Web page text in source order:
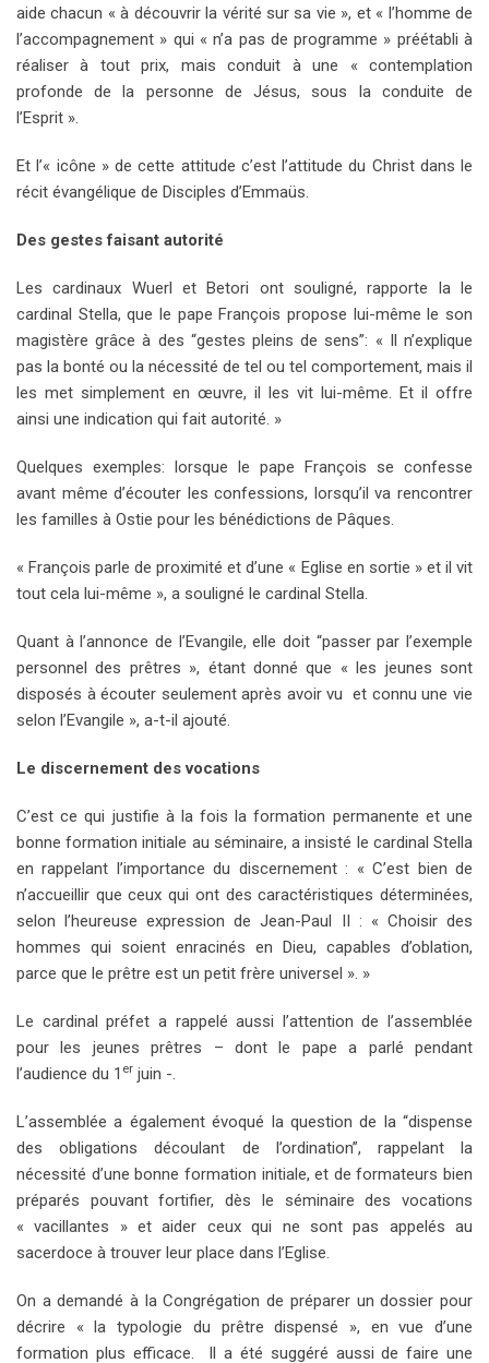
aide chacun « à découvrir la vérité sur sa vie », et « l’homme de
l’accompagnement » qui « n’a pas de programme » préétabli à
réaliser à tout prix, mais conduit à une « contemplation
profonde de la personne de Jésus, sous la conduite de
l’Esprit ».
Et l’« icône » de cette attitude c’est l’attitude du Christ dans le
récit évangélique de Disciples d’Emmaüs.
Des gestes faisant autorité
Les cardinaux Wuerl et Betori ont souligné, rapporte la le
cardinal Stella, que le pape François propose lui-même le son
magistère grâce à des “gestes pleins de sens”: « Il n’explique
pas la bonté ou la nécessité de tel ou tel comportement, mais il
les met simplement en œuvre, il les vit lui-même. Et il offre
ainsi une indication qui fait autorité. »
Quelques exemples: lorsque le pape François se confesse
avant même d’écouter les confessions, lorsqu’il va rencontrer
les familles à Ostie pour les bénédictions de Pâques.
« François parle de proximité et d’une « Eglise en sortie » et il vit
tout cela lui-même », a souligné le cardinal Stella.
Quant à l’annonce de l’Evangile, elle doit “passer par l’exemple
personnel des prêtres », étant donné que « les jeunes sont
disposés à écouter seulement après avoir vu et connu une vie
selon l’Evangile », a-t-il ajouté.
Le discernement des vocations
C’est ce qui justifie à la fois la formation permanente et une
bonne formation initiale au séminaire, a insisté le cardinal Stella
en rappelant l’importance du discernement : « C’est bien de
n’accueillir que ceux qui ont des caractéristiques déterminées,
selon l’heureuse expression de Jean-Paul II : « Choisir des
hommes qui soient enracinés en Dieu, capables d’oblation,
parce que le prêtre est un petit frère universel ». »
Le cardinal préfet a rappelé aussi l’attention de l’assemblée
pour les jeunes prêtres – dont le pape a parlé pendant
l’audience du 1 er juin -.
L’assemblée a également évoqué la question de la “dispense
des obligations découlant de l’ordination”, rappelant la
nécessité d’une bonne formation initiale, et de formateurs bien
préparés pouvant fortifier, dès le séminaire des vocations
« vacillantes » et aider ceux qui ne sont pas appelés au
sacerdoce à trouver leur place dans l’Eglise.
On a demandé à la Congrégation de préparer un dossier pour
décrire « la typologie du prêtre dispensé », en vue d’une
formation plus efficace. Il a été suggéré aussi de faire une